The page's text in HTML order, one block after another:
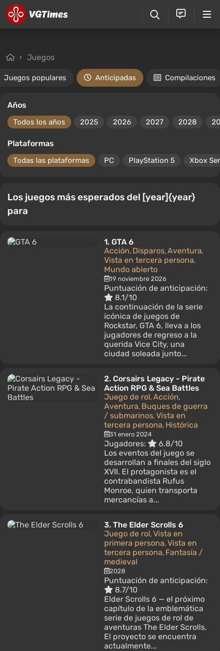
Juegos
Juegos populares Anticipadas Compilaciones
Años
Todos los años 2025 2026 2027 2028
Plataformas
Todas las plataformas PC PlayStation 5 Xbox
Los juegos más esperados del [year]{year}
para
1. GTA 6
Acción, Disparos, Aventura,
Vista en tercera persona,
Mundo abierto
19 noviembre 2026
Puntuación de anticipación:
8.1/10
La continuación de la serie
icónica de juegos de
Rockstar, GTA 6, lleva a los
jugadores de regreso a la
querida Vice City, una
ciudad soleada junto...
2. Corsairs Legacy - Pirate
Action RPG & Sea Battles
Juego de rol, Acción,
Aventura, Buques de guerra
/ submarinos, Vista en
tercera persona, Histórica
31 enero 2024
Jugadores:
6.8/10
Los eventos del juego se
desarrollan a finales del siglo
XVII. El protagonista es el
contrabandista Rufus
Monroe, quien transporta
mercancías a...
3. The Elder Scrolls 6
Juego de rol, Vista en
primera persona, Vista en
tercera persona, Fantasía /
medieval
2028
Puntuación de anticipación:
8.7/10
Elder Scrolls 6 — el próximo
capítulo de la emblemática
serie de juegos de rol de
aventuras The Elder Scrolls.
El proyecto se encuentra
actualmente...